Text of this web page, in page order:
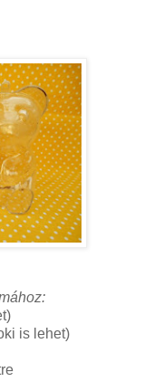
is lehet)